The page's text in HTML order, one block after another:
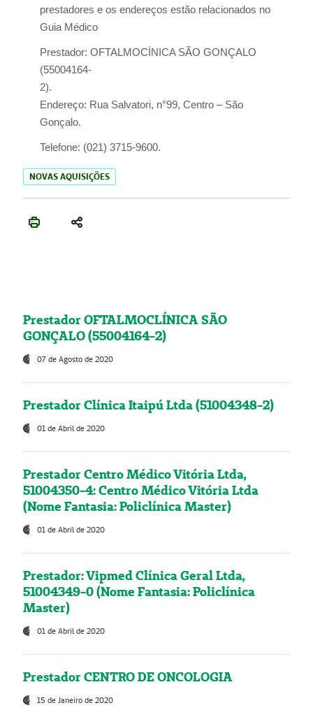
prestadores e os endereços estão relacionados no
Guia Médico
Prestador: OFTALMOCÍNICA SÃO GONÇALO
(55004164-
2).
Endereço: Rua Salvatori, n°99, Centro – São
Gonçalo.
Telefone: (021) 3715-9600.
NOVAS AQUISIÇÕES
Prestador OFTALMOCLÍNICA SÃO
GONÇALO (55004164-2)
07 de Agosto de 2020
Prestador Clínica Itaipú Ltda (51004348-2)
01 de Abril de 2020
Prestador Centro Médico Vitória Ltda,
51004350-4: Centro Médico Vitória Ltda
(Nome Fantasia: Policlínica Master)
01 de Abril de 2020
Prestador: Vipmed Clínica Geral Ltda,
51004349-0 (Nome Fantasia: Policlínica
Master)
01 de Abril de 2020
Prestador CENTRO DE ONCOLOGIA
15 de Janeiro de 2020